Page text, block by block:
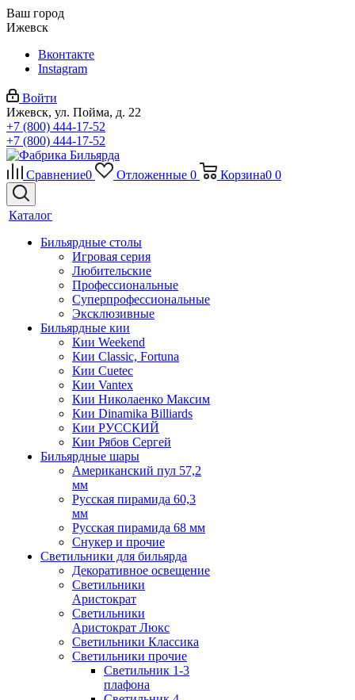
Ваш город
Ижевск
Вконтакте
Instagram
Войти
Ижевск, ул. Пойма, д. 22
+7 (800) 444-17-52
+7 (800) 444-17-52
Сравнение0 Отложенные 0 Корзина0 0
Каталог
Бильярдные столы
Игровая серия
Любительские
Профессиональные
Суперпрофессиональные
Эксклюзивные
Бильярдные кии
Кии Weekend
Кии Classic, Fortuna
Кии Cuetec
Кии Vantex
Кии Николаенко Максим
Кии Dinamika Billiards
Кии РУССКИЙ
Кии Рябов Сергей
Бильярдные шары
Американский пул 57,2
мм
Русская пирамида 60,3
мм
Русская пирамида 68 мм
Снукер и прочие
Светильники для бильярда
Декоративное освещение
Светильники
Аристократ
Светильники
Аристократ Люкс
Светильники Классика
Светильники прочие
Светильник 1-3
плафона